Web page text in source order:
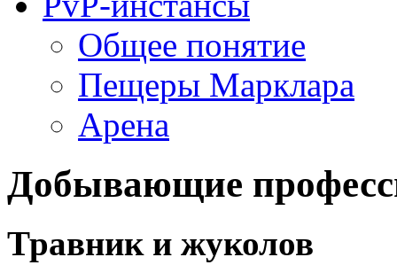
Общее понятие
Пещеры Марклара
Арена
Добывающие
Травник и жуколов